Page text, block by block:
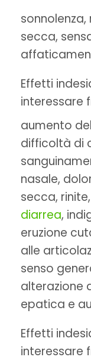
secca,
Effetti
interessare
aumento
difficoltà di
nasale,
secca,
diarrea,
eruzione
alle
senso
alterazione
epatica e
Effetti
interessare